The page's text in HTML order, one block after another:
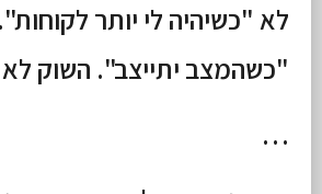
לא "כשיהיה לי יותר
"כשהמצב יתייצב". השוק
…